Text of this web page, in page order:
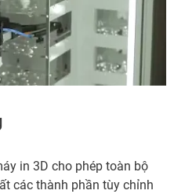
in 3D cho phép toàn bộ
các thành phần tùy chỉnh